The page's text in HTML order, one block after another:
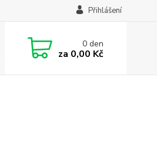
Přihlášení
0den
za 0,00 Kč